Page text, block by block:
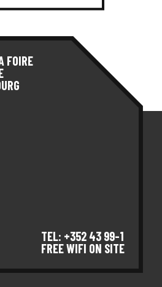
FOIRE
TEL: +352 43 99-1
FREE WIFI ON SITE